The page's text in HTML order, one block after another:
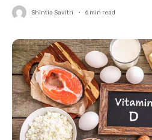
Shintia Savitri • 6 min read